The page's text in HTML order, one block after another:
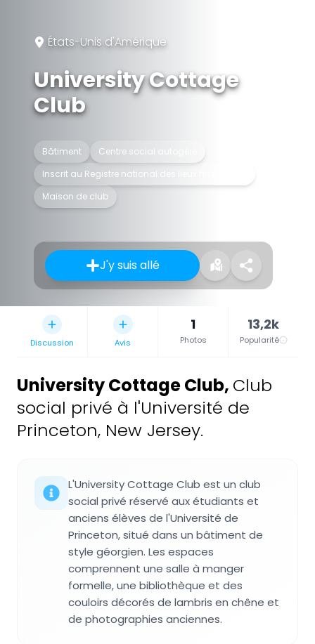
États-Unis d'Amérique
University Cottage
Club
Bâtiment
Centre social autogéré
Inscrit au Registre national des lieux historiques
Maison de club
J'y suis allé
Discussion Avis
1
Photos
13,2k
Popularité
University Cottage Club, Club
social privé à l'Université de
Princeton, New Jersey.
L'University Cottage Club est un club
social privé réservé aux étudiants et
anciens élèves de l'Université de
Princeton, situé dans un bâtiment de
style géorgien. Les espaces
comprennent une salle à manger
formelle, une bibliothèque et des
couloirs décorés de lambris en chêne et
de photographies anciennes.